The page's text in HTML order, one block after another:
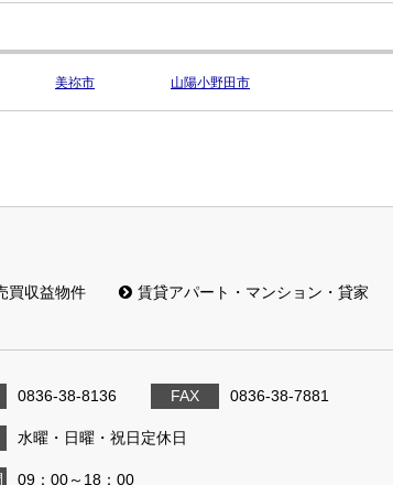
美祢市 山陽小野田市
買収益物件
賃貸アパート・マンション・貸家
0836-38-8136 FAX 0836-38-7881
水曜・日曜・祝日定休日
09：00～18：00